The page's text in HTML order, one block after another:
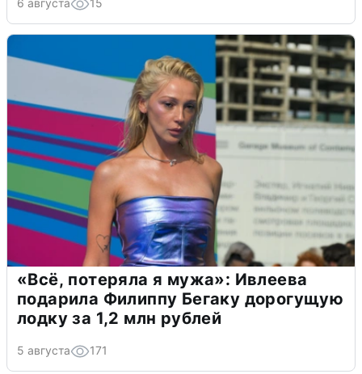
6 августа 15
«Всё, потеряла я мужа»: Ивлеева
подарила Филиппу Бегаку дорогущую
лодку за 1,2 млн рублей
5 августа 171